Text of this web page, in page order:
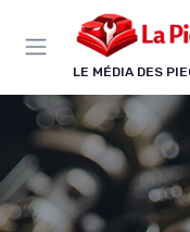
LE MÉDIA DES
Panneau de gestion